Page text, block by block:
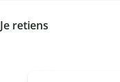
Je retiens